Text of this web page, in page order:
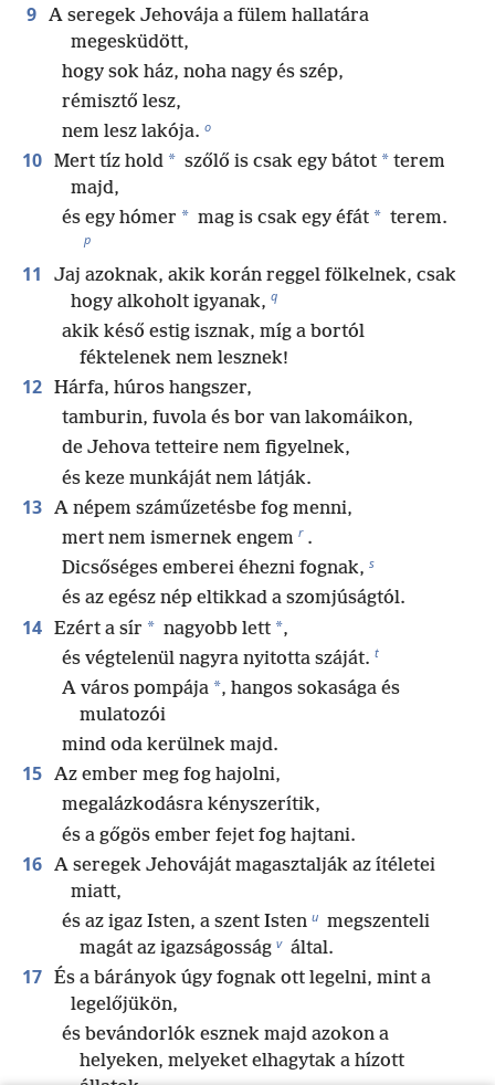
9 A seregek Jehovája a fülem hallatára
megesküdött,
hogy sok ház, noha nagy és szép,
rémisztő lesz,
nem lesz lakója. o
10 Mert tíz hold * szőlő is csak egy bátot * terem
majd,
és egy hómer * mag is csak egy éfát * terem.
p
11
Jaj azoknak, akik korán reggel fölkelnek, csak
hogy alkoholt igyanak, q
akik késő estig isznak, míg a bortól
féktelenek nem lesznek!
12 Hárfa, húros hangszer,
tamburin, fuvola és bor van lakomáikon,
de Jehova tetteire nem figyelnek,
és keze munkáját nem látják.
13 A népem száműzetésbe fog menni,
mert nem ismernek engem r .
Dicsőséges emberei éhezni fognak, s
és az egész nép eltikkad a szomjúságtól.
14 Ezért a sír * nagyobb lett *,
és végtelenül nagyra nyitotta száját. t
A város pompája *, hangos sokasága és
mulatozói
mind oda kerülnek majd.
15 Az ember meg fog hajolni,
megalázkodásra kényszerítik,
és a gőgös ember fejet fog hajtani.
16 A seregek Jehováját magasztalják az ítéletei
miatt,
és az igaz Isten, a szent Isten u megszenteli
magát az igazságosság v által.
17 És a bárányok úgy fognak ott legelni, mint a
legelőjükön,
és bevándorlók esznek majd azokon a
helyeken, melyeket elhagytak a hízott